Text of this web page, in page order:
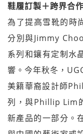
鞋履訂製＋跨界合作
為了提高雪靴的時
分別與Jimmy
系列和鑲有定制水
響。今年秋冬，
美籍華裔設計師
列，與Phillip Lim
新產品的一部分。